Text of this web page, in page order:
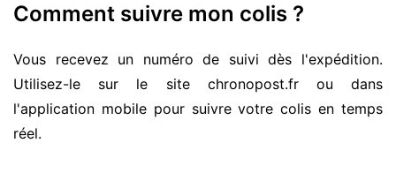
Comment suivre mon colis ?
Vous recevez un numéro de suivi dès l'expédition.
Utilisez-le sur le site chronopost.fr ou dans
l'application mobile pour suivre votre colis en temps
réel.